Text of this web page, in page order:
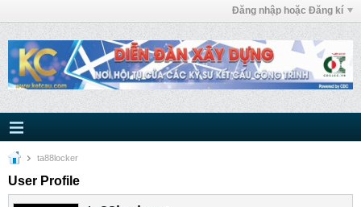
Đăng nhập hoặc Đăng kí
ta88locker
User Profile